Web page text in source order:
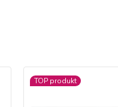
TOP produkt